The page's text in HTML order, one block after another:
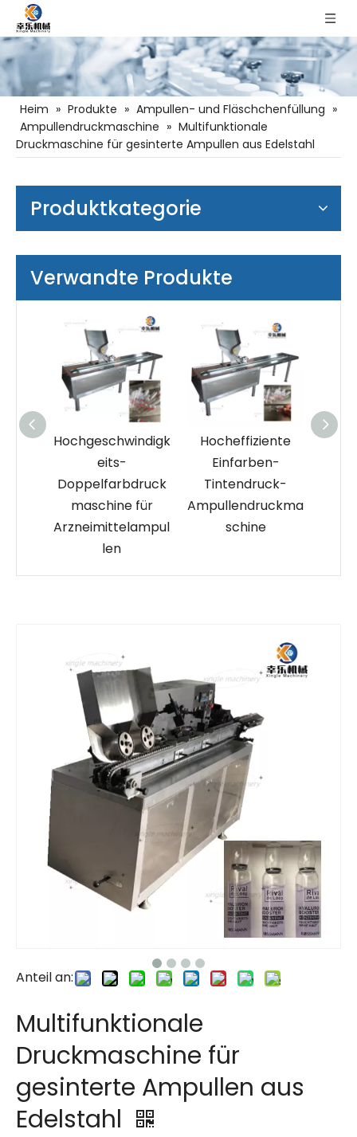
Heim » Produkte » Ampullen- und Fläschchenfüllung »
Ampullendruckmaschine » Multifunktionale
Druckmaschine für gesinterte Ampullen aus Edelstahl
Produktkategorie
Verwandte Produkte
Hochgeschwindigk
eits-
Doppelfarbdruck
maschine für
Arzneimittelampul
len
Hocheffiziente
Einfarben-
Tintendruck-
Ampullendruckma
schine
Anteil an:
Multifunktionale
Druckmaschine für
gesinterte Ampullen aus
Edelstahl